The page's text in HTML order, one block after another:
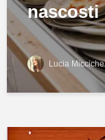
nascosti
Lucia Micciche